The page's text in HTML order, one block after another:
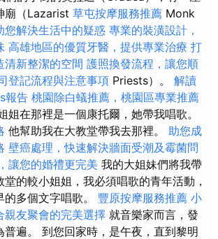
廟（Lazarist 草屯按摩服務推薦 Monk
您解決生活中的疑惑 專業的裝潢設計，
高雄地區的優質牙醫，提供專業治療 打
清新整潔的空間 護照換發流程，讓您順
登記流程與注意事項 Priests）。 解讀
報告 桃園除白蟻推薦，桃園區專業推薦
姐在那裡是一個康托爾，她帶我唱歌。
他幫助我在大教堂帶我去那裡。 助您成
壁癌處理，快速解決牆面受潮及霉菌問
讓您的婚禮更完美 我的大姐妹們將我帶
的較小姐姐，我必須唱歌的青年活動，
多個文字唱歌。 豐原按摩服務推薦 小
親友聚會的完美選擇 就音樂家而言，發
普遍。 到您回家時，是午夜，直到黎明